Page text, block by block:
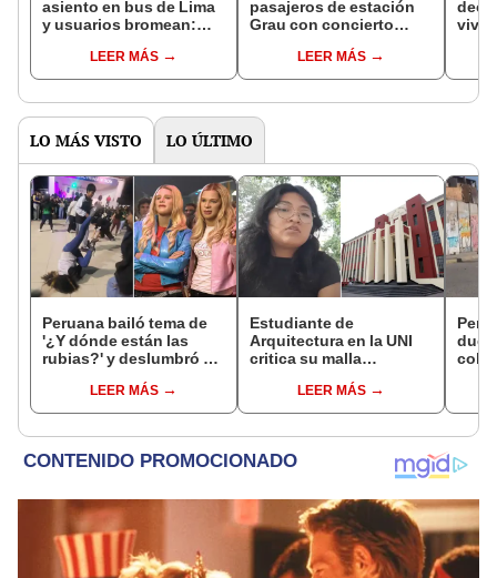
asiento en bus de Lima
y usuarios bromean:
derrotadas”
LEER MÁS
pasajeros de estación
Grau con concierto
"Se creían los Beatles"
LEER MÁS
vivir
LO MÁS VISTO LO ÚLTIMO
Peruana bailó tema de
'¿Y dónde están las
rubias?' y deslumbró en
vida para ese momento"
LEER MÁS
Estudiante de
Arquitectura en la UNI
critica su malla
debate: "Falta mucho
orden"
LEER MÁS